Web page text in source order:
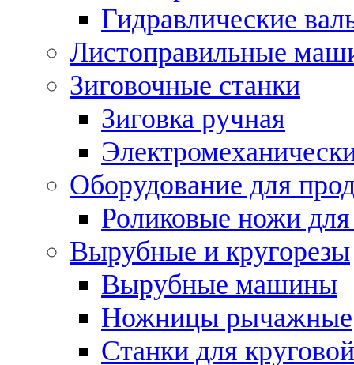
Гидравлические
Листоправильные
Зиговочные станки
Зиговка ручная
Оборудование для
Роликовые ножи для
Вырубные и кругорезы
Вырубные машины
Ножницы рычажные
Станки для